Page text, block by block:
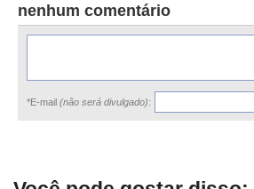
nenhum comentário
*E-mail (não será divulgado):